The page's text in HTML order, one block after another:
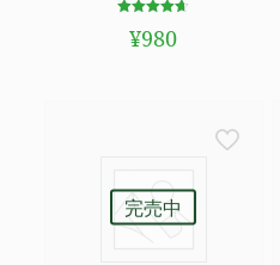
4.60
¥980
完売中